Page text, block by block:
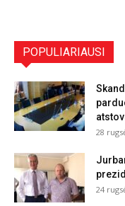
POPULIARIAUSI
28
24